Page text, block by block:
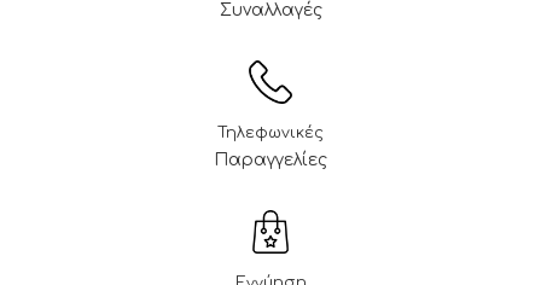
Συναλλαγές
Τηλεφωνικές
Παραγγελίες